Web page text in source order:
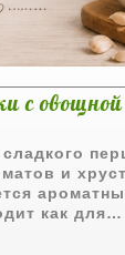
с овощной
и
как для